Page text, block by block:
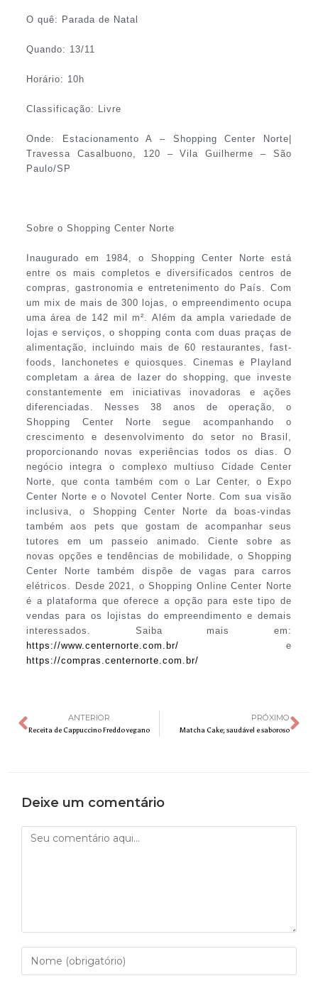
O quê: Parada de Natal
Quando: 13/11
Horário: 10h
Classificação: Livre
Onde: Estacionamento A – Shopping Center Norte|
Travessa Casalbuono, 120 – Vila Guilherme – São
Paulo/SP
Sobre o Shopping Center Norte
Inaugurado em 1984, o Shopping Center Norte está
entre os mais completos e diversificados centros de
compras, gastronomia e entretenimento do País. Com
um mix de mais de 300 lojas, o empreendimento ocupa
uma área de 142 mil m². Além da ampla variedade de
lojas e serviços, o shopping conta com duas praças de
alimentação, incluindo mais de 60 restaurantes, fast-
foods, lanchonetes e quiosques. Cinemas e Playland
completam a área de lazer do shopping, que investe
constantemente em iniciativas inovadoras e ações
diferenciadas. Nesses 38 anos de operação, o
Shopping Center Norte segue acompanhando o
crescimento e desenvolvimento do setor no Brasil,
proporcionando novas experiências todos os dias. O
negócio integra o complexo multiuso Cidade Center
Norte, que conta também com o Lar Center, o Expo
Center Norte e o Novotel Center Norte. Com sua visão
inclusiva, o Shopping Center Norte da boas-vindas
também aos pets que gostam de acompanhar seus
tutores em um passeio animado. Ciente sobre as
novas opções e tendências de mobilidade, o Shopping
Center Norte também dispõe de vagas para carros
elétricos. Desde 2021, o Shopping Online Center Norte
é a plataforma que oferece a opção para este tipo de
vendas para os lojistas do empreendimento e demais
interessados. Saiba mais em:
https://www.centernorte.com.br/ e
https://compras.centernorte.com.br/
ANTERIOR
Receita de Cappuccino Freddo vegano
PRÓXIMO
Matcha Cake; saudável e saboroso
Deixe um comentário